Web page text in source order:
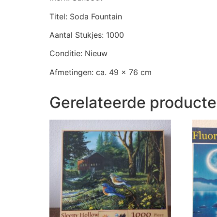
Titel: Soda Fountain
Aantal Stukjes: 1000
Conditie: Nieuw
Afmetingen: ca. 49 x 76 cm
Gerelateerde